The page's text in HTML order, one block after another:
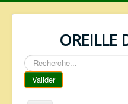
OREILLE
Rechercher
Valider